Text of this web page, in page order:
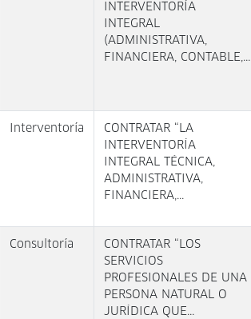
INTERVENTORÍA
INTEGRAL
(ADMINISTRATIVA,
FINANCIERA, CONTABLE,...
Interventoría
CONTRATAR “LA
INTERVENTORÍA
INTEGRAL TÉCNICA,
ADMINISTRATIVA,
FINANCIERA,...
Consultoría
CONTRATAR “LOS
SERVICIOS
PROFESIONALES DE UNA
PERSONA NATURAL O
JURÍDICA QUE...